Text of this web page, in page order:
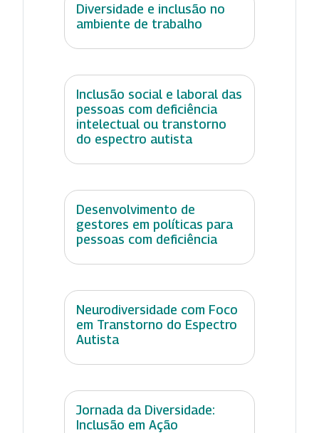
Diversidade e inclusão no
ambiente de trabalho
Inclusão social e laboral das
pessoas com deficiência
intelectual ou transtorno
do espectro autista
Desenvolvimento de
gestores em políticas para
pessoas com deficiência
Neurodiversidade com Foco
em Transtorno do Espectro
Autista
Jornada da Diversidade:
Inclusão em Ação